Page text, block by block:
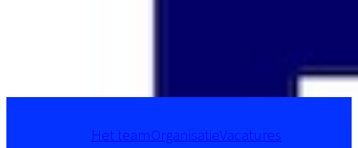
Het teamOrganisatieVacatures